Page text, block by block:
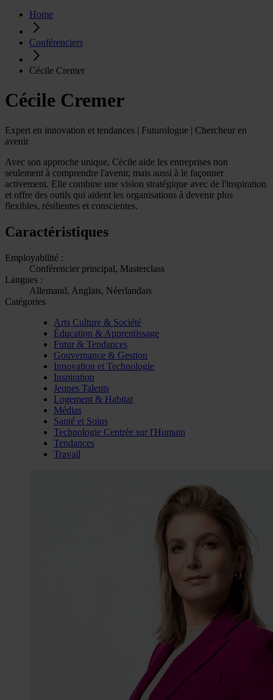
Home
Conférenciers
Cécile Cremer
Cécile Cremer
Expert en innovation et tendances | Futurologue | Chercheur en
avenir
Avec son approche unique, Cécile aide les entreprises non
seulement à comprendre l'avenir, mais aussi à le façonner
activement. Elle combine une vision stratégique avec de l'inspiration
et offre des outils qui aident les organisations à devenir plus
flexibles, résilientes et conscientes.
Caractéristiques
Employabilité :
Conférencier principal, Masterclass
Langues :
Allemand, Anglais, Néerlandais
Catégories
Arts Culture & Société
Éducation & Apprentissage
Futur & Tendances
Gouvernance & Gestion
Innovation et Technologie
Inspiration
Jeunes Talents
Logement & Habitat
Médias
Santé et Soins
Technologie Centrée sur l'Humain
Tendances
Travail